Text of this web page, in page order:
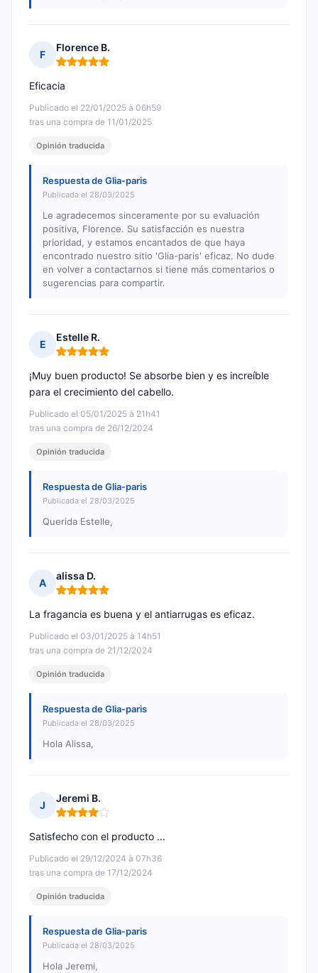
F
Florence B.
Nota: 5 de 5
Publicado el 22/01/2025 à 06h59
tras una compra de 11/01/2025
Eficacia
Opinión traducida
Respuesta de Glia-paris
Publicada el 28/03/2025
Le agradecemos sinceramente por su evaluación
positiva, Florence. Su satisfacción es nuestra
prioridad, y estamos encantados de que haya
encontrado nuestro sitio 'Glia-paris' eficaz. No dude
en volver a contactarnos si tiene más comentarios o
sugerencias para compartir.
E
Estelle R.
Nota: 5 de 5
Publicado el 05/01/2025 à 21h41
tras una compra de 26/12/2024
¡Muy buen producto! Se absorbe bien y es increíble
para el crecimiento del cabello.
Opinión traducida
Respuesta de Glia-paris
Publicada el 28/03/2025
Querida Estelle,
A
alissa D.
Nota: 5 de 5
Publicado el 03/01/2025 à 14h51
tras una compra de 21/12/2024
La fragancia es buena y el antiarrugas es eficaz.
Opinión traducida
Respuesta de Glia-paris
Publicada el 28/03/2025
Hola Alissa,
J
Jeremi B.
Nota: 4 de 5
Publicado el 29/12/2024 à 07h36
tras una compra de 17/12/2024
Satisfecho con el producto ...
Opinión traducida
Respuesta de Glia-paris
Publicada el 28/03/2025
Hola Jeremi,